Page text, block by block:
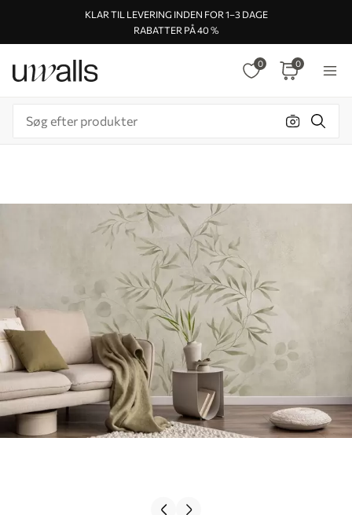
KLAR TIL LEVERING INDEN FOR 1–3 DAGE
RABATTER PÅ 40 %
0 0